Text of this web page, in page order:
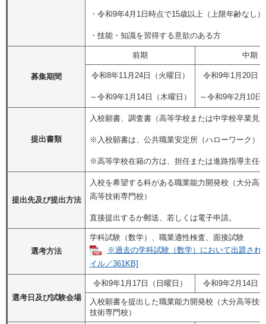
・令和9年4月1日時点で15歳以上（上限年齢なし
・技能・知識を習得する意欲のある方
募集期間
前期 中期
令和8年11月24日（火曜日）
～令和9年1月14日（木曜日）
令和9年1月20日
～令和9年2月10日
提出書類
入校願書、調査書（高等学校または中学校卒業見
※入校願書は、公共職業安定所（ハローワーク）
※高等学校在籍の方は、担任または進路指導主任
提出先及び提出方法
入校を希望する科がある職業能力開発校（大分高
高等技術専門校）
直接提出するか郵送、若しくは電子申請。
選考方法
学科試験（数学）、職業適性検査、面接試験
※過去の学科試験（数学）において出題され
イル／361KB]
選考日及び試験会場
令和9年1月17日（日曜日） 令和9年2月14日
入校願書を提出した職業能力開発校（大分高等技
技術専門校）